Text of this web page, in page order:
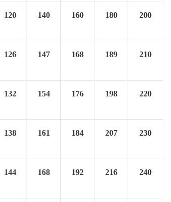
120 140 160 180 200
126 147 168 189 210
132 154 176 198 220
138 161 184 207 230
144 168 192 216 240